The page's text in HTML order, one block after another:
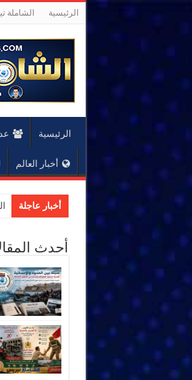
الرئيسية الشاملة
الرئيسية
أخبار العالم
أخبار عاجلة
أحدث